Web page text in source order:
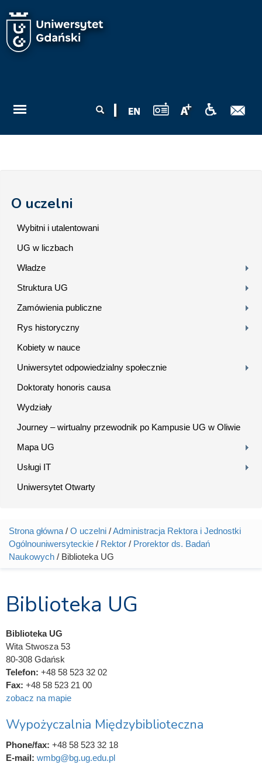
wyszukiwania
O uczelni
Wybitni i utalentowani
UG w liczbach
Władze
Struktura UG
Zamówienia publiczne
Rys historyczny
Kobiety w nauce
Uniwersytet odpowiedzialny społecznie
Doktoraty honoris causa
Wydziały
Journey – wirtualny przewodnik po Kampusie UG w Oliwie
Mapa UG
Usługi IT
Uniwersytet Otwarty
Jesteś tutaj
Strona główna / O uczelni /Administracja Rektora i Jednostki
Ogólnouniwersyteckie / Rektor / Prorektor ds. Badań
Naukowych / Biblioteka UG
Biblioteka UG
Biblioteka UG
Wita Stwosza 53
80-308 Gdańsk
Telefon: +48 58 523 32 02
Fax: +48 58 523 21 00
zobacz na mapie
Wypożyczalnia Międzybiblioteczna
Phone/fax: +48 58 523 32 18
E-mail: wmbg@bg.ug.edu.pl